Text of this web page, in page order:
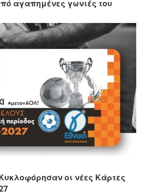
αγαπημένες γωνιές του
οι νέες Κάρτες